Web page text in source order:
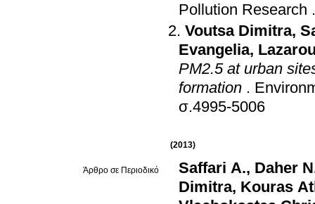
Pollution Research
Voutsa Dimitra,
Evangelia,
PM2.5 at urban
formation .
σ.4995-5006
(2013)
Άρθρο σε Περιοδικό Saffari A., Daher
Dimitra, Kouras